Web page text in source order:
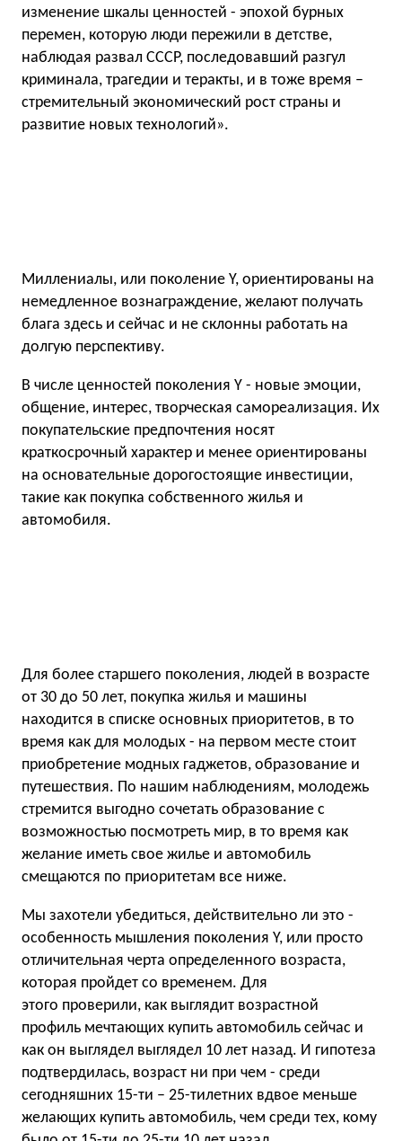
изменение шкалы ценностей - эпохой бурных
перемен, которую люди пережили в детстве,
наблюдая развал СССР, последовавший разгул
криминала, трагедии и теракты, и в тоже время –
стремительный экономический рост страны и
развитие новых технологий».
Миллениалы, или поколение Y, ориентированы на
немедленное вознаграждение, желают получать
блага здесь и сейчас и не склонны работать на
долгую перспективу.
В числе ценностей поколения Y - новые эмоции,
общение, интерес, творческая самореализация. Их
покупательские предпочтения носят
краткосрочный характер и менее ориентированы
на основательные дорогостоящие инвестиции,
такие как покупка собственного жилья и
автомобиля.
Для более старшего поколения, людей в возрасте
от 30 до 50 лет, покупка жилья и машины
находится в списке основных приоритетов, в то
время как для молодых - на первом месте стоит
приобретение модных гаджетов, образование и
путешествия. По нашим наблюдениям, молодежь
стремится выгодно сочетать образование с
возможностью посмотреть мир, в то время как
желание иметь свое жилье и автомобиль
смещаются по приоритетам все ниже.
Мы захотели убедиться, действительно ли это -
особенность мышления поколения Y, или просто
отличительная черта определенного возраста,
которая пройдет со временем. Для
этого проверили, как выглядит возрастной
профиль мечтающих купить автомобиль сейчас и
как он выглядел выглядел 10 лет назад. И гипотеза
подтвердилась, возраст ни при чем - среди
сегодняшних 15-ти – 25-тилетних вдвое меньше
желающих купить автомобиль, чем среди тех, кому